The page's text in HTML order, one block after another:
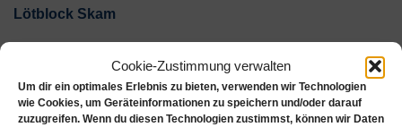
Cookie-Zustimmung verwalten
Um dir ein optimales Erlebnis zu bieten, verwenden wir Technologien
wie Cookies, um Geräteinformationen zu speichern und/oder darauf
zuzugreifen. Wenn du diesen Technologien zustimmst, können wir Daten
Lötblock Skam
Feuer- und hitzefeste, asbestfreie Lötunterlage für alle
Maße: 140 x 70 x 35 mm